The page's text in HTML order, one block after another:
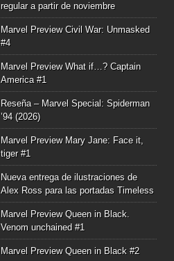
regular a partir de noviembre
Marvel Preview Civil War: Unmasked
#4
Marvel Preview What if…? Captain
America #1
Reseña – Marvel Special: Spiderman
’94 (2026)
Marvel Preview Mary Jane: Face it,
tiger #1
Nueva entrega de ilustraciones de
Alex Ross para las portadas Timeless
Marvel Preview Queen in Black.
Venom unchained #1
Marvel Preview Queen in Black #2